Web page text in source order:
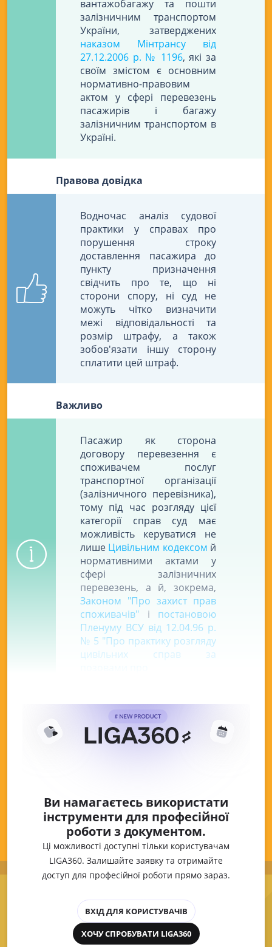
вантажобагажу та пошти
залізничним транспортом
України, затверджених
наказом Мінтрансу від
27.12.2006 р. № 1196, які за
своїм змістом є основним
нормативно-правовим
актом у сфері перевезень
пасажирів і багажу
залізничним транспортом в
Україні.
Правова довідка
Водночас аналіз судової
практики у справах про
порушення строку
доставлення пасажира до
пункту призначення
свідчить про те, що ні
сторони спору, ні суд не
можуть чітко визначити
межі відповідальності та
розмір штрафу, а також
зобов'язати іншу сторону
сплатити цей штраф.
Важливо
Пасажир як сторона
договору перевезення є
споживачем послуг
транспортної організації
(залізничного перевізника),
тому під час розгляду цієї
категорії справ суд має
можливість керуватися не
лише Цивільним кодексом й
нормативними актами у
сфері залізничних
перевезень, а й, зокрема,
Законом "Про захист прав
споживачів" і постановою
Пленуму ВСУ від 12.04.96 р.
№ 5 "Про практику розгляду
цивільних справ за
Ви намагаєтесь використати
інструменти для професійної
роботи з документом.
Ці можливості доступні тільки користувачам
LIGA360. Залишайте заявку та отримайте
доступ для професійної роботи прямо зараз.
ВХІД ДЛЯ КОРИСТУВАЧІВ
ХОЧУ СПРОБУВАТИ LIGA360